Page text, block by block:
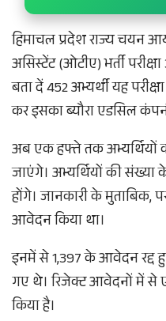
हिमाचल प्रदेश राज्य चयन
असिस्टेंट (ओटीए) भर्ती
बता दें 452 अभ्यर्थी यह
कर इसका ब्यौरा एडसिल
अब एक हफ्ते तक अभ्यर्थियों
जाएंगे। अभ्यर्थियों की संख्या
होंगे। जानकारी के मुताबिक,
आवेदन किया था।
इनमें से 1,397 के आवेदन रद्द
गए थे। रिजेक्ट आवेदनों में से
किया है।